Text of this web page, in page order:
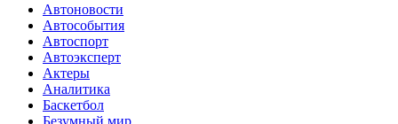
Автоновости
Автособытия
Автоспорт
Автоэксперт
Актеры
Аналитика
Баскетбол
Безумный мир